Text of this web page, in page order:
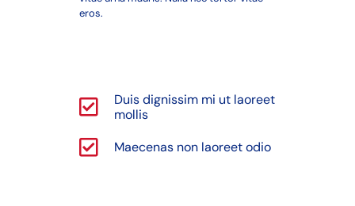
eros.
Duis dignissim mi ut laoreet
mollis
Maecenas non laoreet odio